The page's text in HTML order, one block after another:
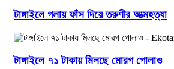
টাঙ্গাইলে গলায় ফাঁস দিয়ে তরুণীর আত্মহত্যা
টাঙ্গাইলে ৭১ টাকায় মিলছে মোরগ পোলাও